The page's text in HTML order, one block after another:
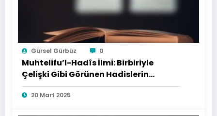
Gürsel Gürbüz 0
Muhtelifu’l-Hadîs İlmi: Birbiriyle
Çelişki Gibi Görünen Hadislerin
Uzlaştırılması
20 Mart 2025